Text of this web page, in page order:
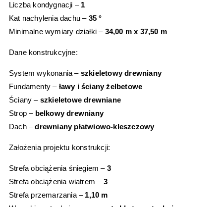
Liczba kondygnacji – 1
Kat nachylenia dachu – 35 °
Minimalne wymiary działki – 34,00 m x 37,50 m
Dane konstrukcyjne:
System wykonania – szkieletowy drewniany
Fundamenty – ławy i ściany żelbetowe
Ściany –szkieletowe drewniane
Strop – belkowy drewniany
Dach –drewniany płatwiowo-kleszczowy
Założenia projektu konstrukcji:
Strefa obciążenia śniegiem – 3
Strefa obciążenia wiatrem – 3
Strefa przemarzania – 1,10 m